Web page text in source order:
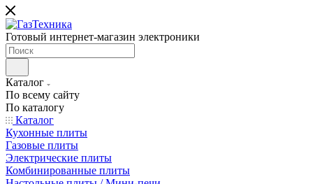
Готовый интернет-магазин электроники
Каталог
По всему сайту
По каталогу
Каталог
Кухонные плиты
Газовые плиты
Электрические плиты
Комбинированные плиты